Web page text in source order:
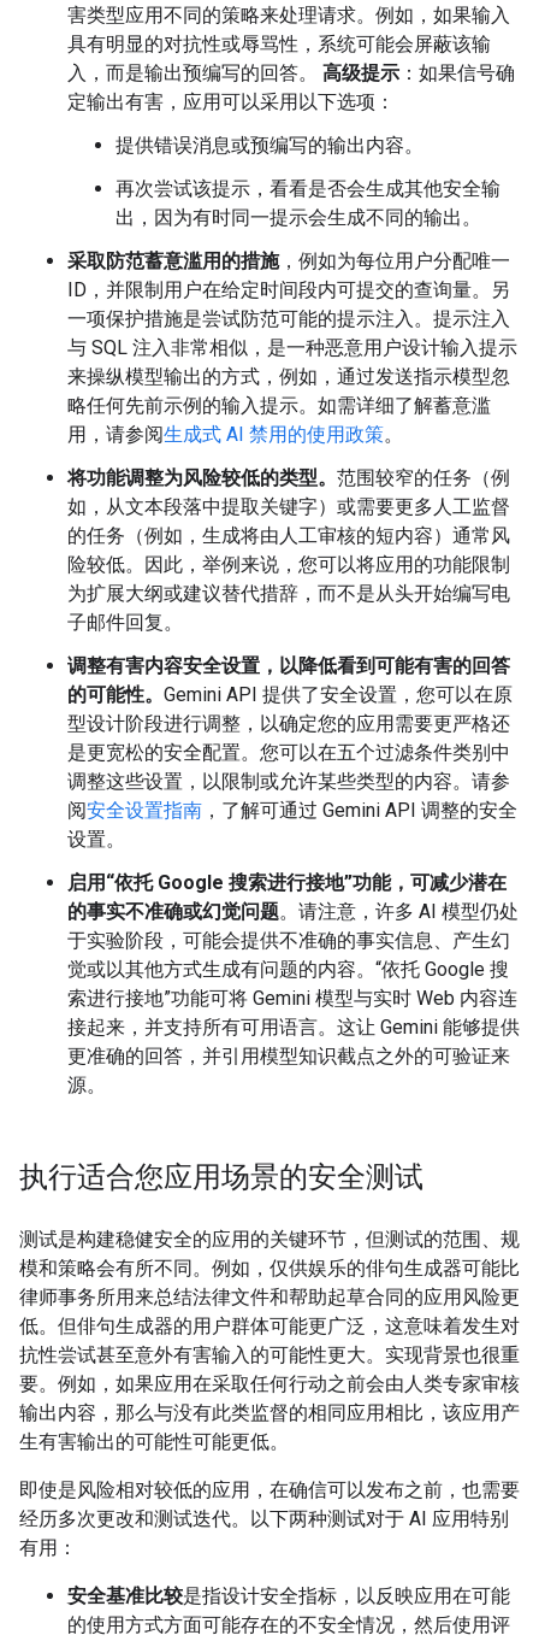
害类型应用不同的策略来处理请求。例如，如果输入
具有明显的对抗性或辱骂性，系统可能会屏蔽该输
入，而是输出预编写的回答。 高级提示 ：如果信号确
定输出有害，应用可以采用以下选项：
提供错误消息或预编写的输出内容。
再次尝试该提示，看看是否会生成其他安全输
出，因为有时同一提示会生成不同的输出。
采取防范蓄意滥用的措施，例如为每位用户分配唯一
ID，并限制用户在给定时间段内可提交的查询量。另
一项保护措施是尝试防范可能的提示注入。提示注入
与 SQL 注入非常相似，是一种恶意用户设计输入提示
来操纵模型输出的方式，例如，通过发送指示模型忽
略任何先前示例的输入提示。如需详细了解蓄意滥
用，请参阅生成式 AI 禁用的使用政策。
将功能调整为风险较低的类型。 范围较窄的任务（例
如，从文本段落中提取关键字）或需要更多人工监督
的任务（例如，生成将由人工审核的短内容）通常风
险较低。因此，举例来说，您可以将应用的功能限制
为扩展大纲或建议替代措辞，而不是从头开始编写电
子邮件回复。
调整有害内容安全设置，以降低看到可能有害的回答
的可能性。 Gemini API 提供了安全设置，您可以在原
型设计阶段进行调整，以确定您的应用需要更严格还
是更宽松的安全配置。您可以在五个过滤条件类别中
调整这些设置，以限制或允许某些类型的内容。请参
阅安全设置指南 ，了解可通过 Gemini API 调整的安全
设置。
启用“依托 Google 搜索进行接地”功能，可减少潜在
的事实不准确或幻觉问题。请注意，许多 AI 模型仍处
于实验阶段，可能会提供不准确的事实信息、产生幻
觉或以其他方式生成有问题的内容。“依托 Google 搜
索进行接地”功能可将 Gemini 模型与实时 Web 内容连
接起来，并支持所有可用语言。这让 Gemini 能够提供
更准确的回答，并引用模型知识截点之外的可验证来
源。
执行适合您应用场景的安全测试
测试是构建稳健安全的应用的关键环节，但测试的范围、规
模和策略会有所不同。例如，仅供娱乐的俳句生成器可能比
律师事务所用来总结法律文件和帮助起草合同的应用风险更
低。但俳句生成器的用户群体可能更广泛，这意味着发生对
抗性尝试甚至意外有害输入的可能性更大。实现背景也很重
要。例如，如果应用在采取任何行动之前会由人类专家审核
输出内容，那么与没有此类监督的相同应用相比，该应用产
生有害输出的可能性可能更低。
即使是风险相对较低的应用，在确信可以发布之前，也需要
经历多次更改和测试迭代。以下两种测试对于 AI 应用特别
有用：
安全基准比较是指设计安全指标，以反映应用在可能
的使用方式方面可能存在的不安全情况，然后使用评